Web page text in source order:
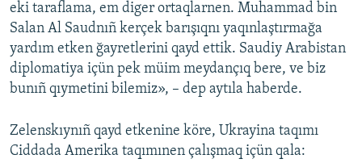
eki taraflama, em diger ortaqlarnen. Muhammad bin
Salan Al Saudnıñ kerçek barışıqnı yaqınlaştırmağa
yardım etken ğayretlerini qayd ettik. Saudiy Arabistan
diplomatiya içün pek müim meydançıq bere, ve biz
bunıñ qıymetini bilemiz», – dep aytıla haberde.
Zelenskıynıñ qayd etkenine köre, Ukrayina taqımı
Ciddada Amerika taqımınen çalışmaq içün qala: